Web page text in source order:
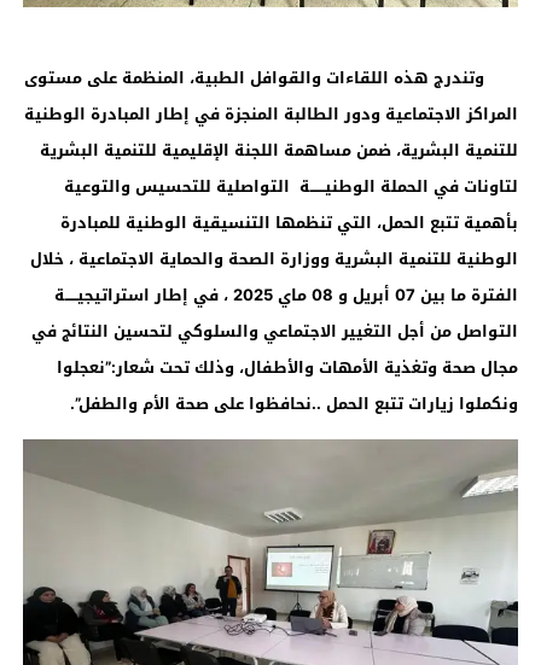
وتندرج هذه اللقاءات والقوافل الطبية، المنظمة على مستوى
المراكز الاجتماعية ودور الطالبة المنجزة في إطار المبادرة الوطنية
للتنمية البشرية، ضمن مساهمة اللجنة الإقليمية للتنمية البشرية
لتاونات في الحملة الوطنيــــــة التواصلية للتحسيس والتوعية
بأهمية تتبع الحمل، التي تنظمها التنسيقية الوطنية للمبادرة
الوطنية للتنمية البشرية ووزارة الصحة والحماية الاجتماعية ، خلال
الفترة ما بين 07 أبريل و 08 ماي 2025 ، في إطار استراتيجيـــــة
التواصل من أجل التغيير الاجتماعي والسلوكي لتحسين النتائج في
مجال صحة وتغذية الأمهات والأطفال، وذلك تحت شعار:”نعجلوا
ونكملوا زيارات تتبع الحمل ..نحافظوا على صحة الأم والطفل”.